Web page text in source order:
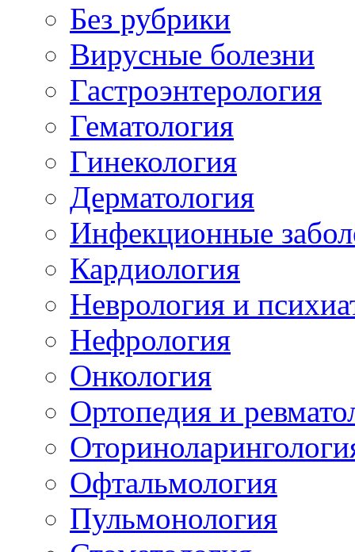
Без рубрики
Вирусные болезни
Гастроэнтерология
Гематология
Гинекология
Дерматология
Инфекционные
Кардиология
Неврология и
Нефрология
Онкология
Ортопедия и
Офтальмология
Пульмонология